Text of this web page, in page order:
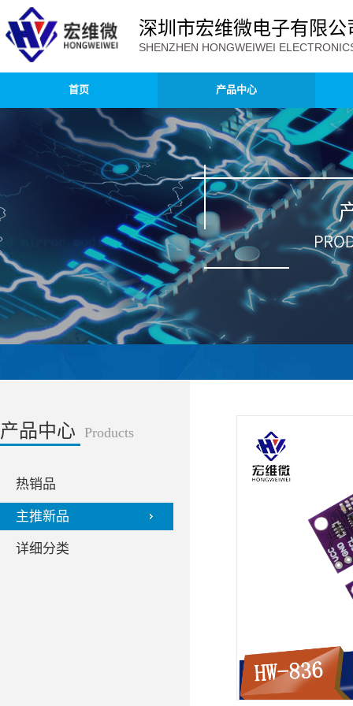
深圳市宏维微电子有限公
SHENZHEN HONGWEIWEI
首页 产品中心
产品中心 Products
热销品
主推新品
详细分类